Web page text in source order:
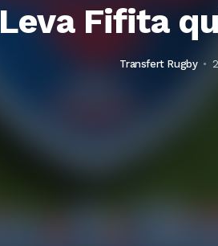
Leva Fifita
Transfert Rugby